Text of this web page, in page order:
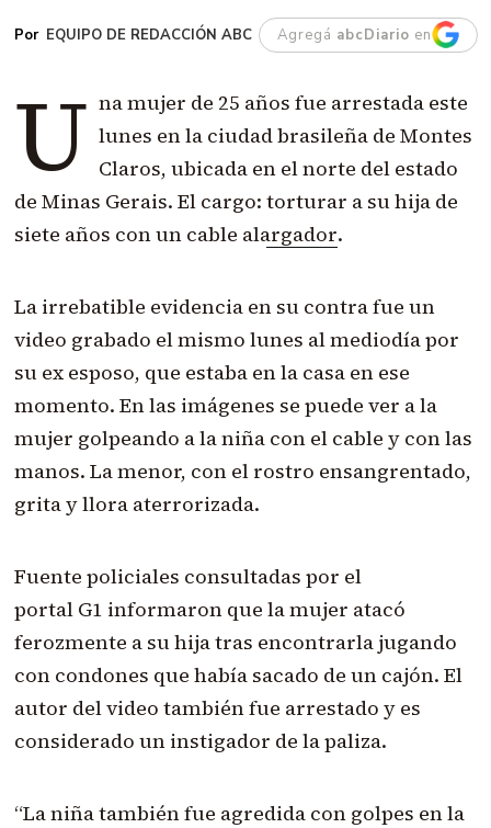
EQUIPO DE REDACCIÓN ABC Agregá abcDiario en
U na mujer de 25 años fue arrestada este
lunes en la ciudad brasileña de Montes
Claros, ubicada en el norte del estado
de Minas Gerais. El cargo: torturar a su hija de
siete años con un cable alargador.
La irrebatible evidencia en su contra fue un
video grabado el mismo lunes al mediodía por
su ex esposo, que estaba en la casa en ese
momento. En las imágenes se puede ver a la
mujer golpeando a la niña con el cable y con las
manos. La menor, con el rostro ensangrentado,
grita y llora aterrorizada.
Fuente policiales consultadas por el
portal G1 informaron que la mujer atacó
ferozmente a su hija tras encontrarla jugando
con condones que había sacado de un cajón. El
autor del video también fue arrestado y es
considerado un instigador de la paliza.
“La niña también fue agredida con golpes en la